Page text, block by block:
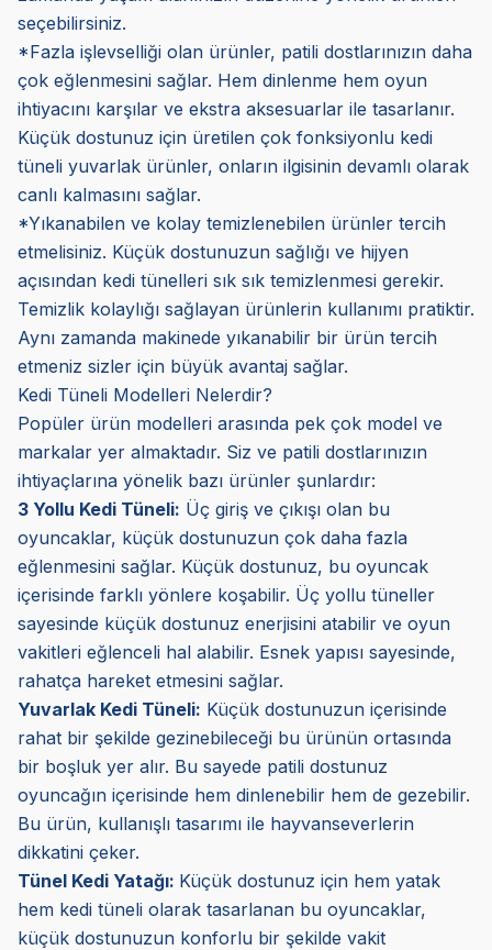
seçebilirsiniz.
*Fazla işlevselliği olan ürünler, patili dostlarınızın daha
çok eğlenmesini sağlar. Hem dinlenme hem oyun
ihtiyacını karşılar ve ekstra aksesuarlar ile tasarlanır.
Küçük dostunuz için üretilen çok fonksiyonlu kedi
tüneli yuvarlak ürünler, onların ilgisinin devamlı olarak
canlı kalmasını sağlar.
*Yıkanabilen ve kolay temizlenebilen ürünler tercih
etmelisiniz. Küçük dostunuzun sağlığı ve hijyen
açısından kedi tünelleri sık sık temizlenmesi gerekir.
Temizlik kolaylığı sağlayan ürünlerin kullanımı pratiktir.
Aynı zamanda makinede yıkanabilir bir ürün tercih
etmeniz sizler için büyük avantaj sağlar.
Kedi Tüneli Modelleri Nelerdir?
Popüler ürün modelleri arasında pek çok model ve
markalar yer almaktadır. Siz ve patili dostlarınızın
ihtiyaçlarına yönelik bazı ürünler şunlardır:
3 Yollu Kedi Tüneli: Üç giriş ve çıkışı olan bu
oyuncaklar, küçük dostunuzun çok daha fazla
eğlenmesini sağlar. Küçük dostunuz, bu oyuncak
içerisinde farklı yönlere koşabilir. Üç yollu tüneller
sayesinde küçük dostunuz enerjisini atabilir ve oyun
vakitleri eğlenceli hal alabilir. Esnek yapısı sayesinde,
rahatça hareket etmesini sağlar.
Yuvarlak Kedi Tüneli: Küçük dostunuzun içerisinde
rahat bir şekilde gezinebileceği bu ürünün ortasında
bir boşluk yer alır. Bu sayede patili dostunuz
oyuncağın içerisinde hem dinlenebilir hem de gezebilir.
Bu ürün, kullanışlı tasarımı ile hayvanseverlerin
dikkatini çeker.
Tünel Kedi Yatağı: Küçük dostunuz için hem yatak
hem kedi tüneli olarak tasarlanan bu oyuncaklar,
küçük dostunuzun konforlu bir şekilde vakit